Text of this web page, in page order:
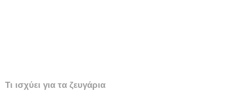
Τι ισχύει για τα ζευγάρια